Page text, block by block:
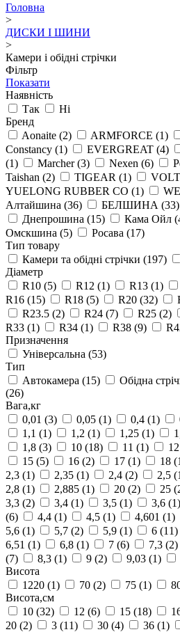
Головна
>
ДИСКИ І ШИНИ
>
Камери і обідні стрічки
Фільтр
Показати
Наявність
Так
Ні
Бренд
Aonaite (2) ARMFORCE (1)
Constancy (1) EVERGREAT (4)
(1)
Marcher(3) Nexen (6)
Taishan (2) TIGEAR (1)
YUELONG RUBBER CO (1)
Алтайшина (36) БЕЛШИНА (33)
Днепрошина (15) Кама Ойл
Омскшина (5) Росава (17)
Тип товару
Камери та обідні стрічки (197)
Діаметр
R10 (5) R12 (1) R13 (1)
R16 (15) R18 (5) R20 (32)
R23.5 (2) R24 (7) R25 (2)
R33 (1) R34 (1) R38 (9)
Призначення
Універсальна (53)
Тип
Автокамера (15) Обідна
(26)
Вага,кг
0,01 (3) 0,05 (1) 0,4 (1)
1,1 (1) 1,2 (1) 1,25 (1)
1,8 (3) 10 (18) 11 (1) 12
15 (5) 16 (2) 17 (1) 18
2,3 (1) 2,35 (1) 2,4 (2) 2,5
2,8 (1) 2,885 (1) 20 (2) 25
3,3 (2) 3,4 (1) 3,5 (1) 3,6 (1)
(6)
4,4 (1) 4,5 (1) 4,601 (1)
5,6 (1) 5,7 (2) 5,9 (1) 6 (11)
6,51 (1) 6,8 (1) 7 (6) 7,3 (2)
(7)
8,3 (1) 9 (2) 9,03 (1)
Висота
1220 (1) 70 (2) 75 (1)
Висота,см
10 (32) 12 (6) 15 (18)
20 (2) 3 (11) 30 (4) 36 (1)